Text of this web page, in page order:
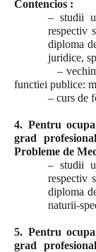
Contencios :
– studii
respectiv
diploma
juridice,
– vechime in
functiei publice:
– curs de
4. Pentru
grad
Probleme de
– studii
respectiv
diploma
naturii-
5. Pentru
grad